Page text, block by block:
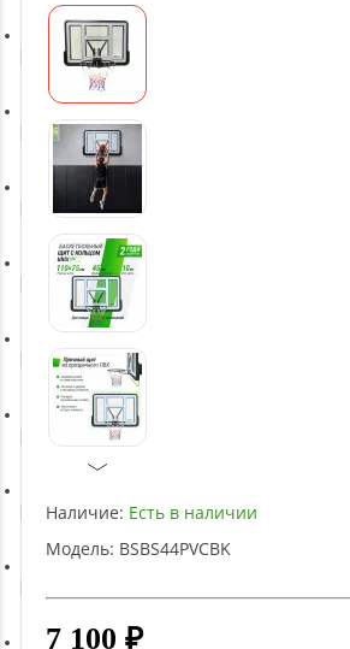
Оборудование для настольного тенниса
Батуты
Баскетбольное оборудование
Массажное оборудование
Игротека
Детское оборудование
Рукоятки и тяги
Наличие: Есть в наличии
Модель: BSBS44PVCBK
7 100 ₽